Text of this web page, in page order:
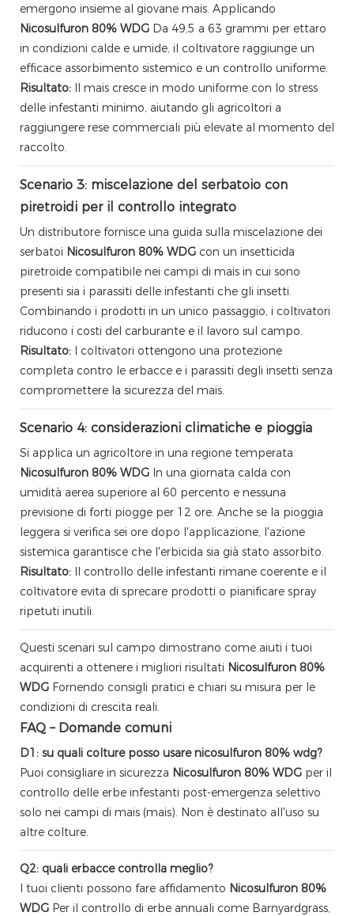
emergono insieme al giovane mais. Applicando
Nicosulfuron 80% WDG Da 49,5 a 63 grammi per ettaro
in condizioni calde e umide, il coltivatore raggiunge un
efficace assorbimento sistemico e un controllo uniforme.
Risultato: Il mais cresce in modo uniforme con lo stress
delle infestanti minimo, aiutando gli agricoltori a
raggiungere rese commerciali più elevate al momento del
raccolto.
Scenario 3: miscelazione del serbatoio con
piretroidi per il controllo integrato
Un distributore fornisce una guida sulla miscelazione dei
serbatoi Nicosulfuron 80% WDG con un insetticida
piretroide compatibile nei campi di mais in cui sono
presenti sia i parassiti delle infestanti che gli insetti.
Combinando i prodotti in un unico passaggio, i coltivatori
riducono i costi del carburante e il lavoro sul campo.
Risultato: I coltivatori ottengono una protezione
completa contro le erbacce e i parassiti degli insetti senza
compromettere la sicurezza del mais.
Scenario 4: considerazioni climatiche e pioggia
Si applica un agricoltore in una regione temperata
Nicosulfuron 80% WDG In una giornata calda con
umidità aerea superiore al 60 percento e nessuna
previsione di forti piogge per 12 ore. Anche se la pioggia
leggera si verifica sei ore dopo l'applicazione, l'azione
sistemica garantisce che l'erbicida sia già stato assorbito.
Risultato: Il controllo delle infestanti rimane coerente e il
coltivatore evita di sprecare prodotti o pianificare spray
ripetuti inutili.
Questi scenari sul campo dimostrano come aiuti i tuoi
acquirenti a ottenere i migliori risultati Nicosulfuron 80%
WDG Fornendo consigli pratici e chiari su misura per le
condizioni di crescita reali.
FAQ – Domande comuni
D1: su quali colture posso usare nicosulfuron 80% wdg?
Puoi consigliare in sicurezza Nicosulfuron 80% WDG per il
controllo delle erbe infestanti post-emergenza selettivo
solo nei campi di mais (mais). Non è destinato all'uso su
altre colture.
Q2: quali erbacce controlla meglio?
I tuoi clienti possono fare affidamento Nicosulfuron 80%
WDG Per il controllo di erbe annuali come Barnyardgrass,